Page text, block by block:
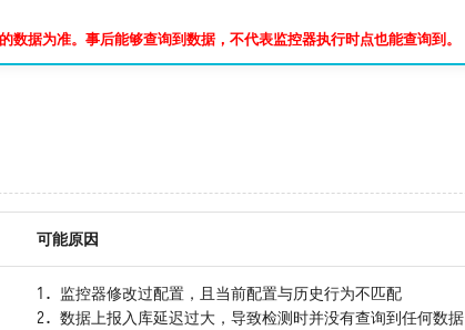
数据为准。事后能够查询到数据，不代表监控器执行时点也能查询到。
可能原因
1. 监控器修改过配置，且当前配置与历史行为不匹配
2. 数据上报入库延迟过大，导致检测时并没有查询到任何数据